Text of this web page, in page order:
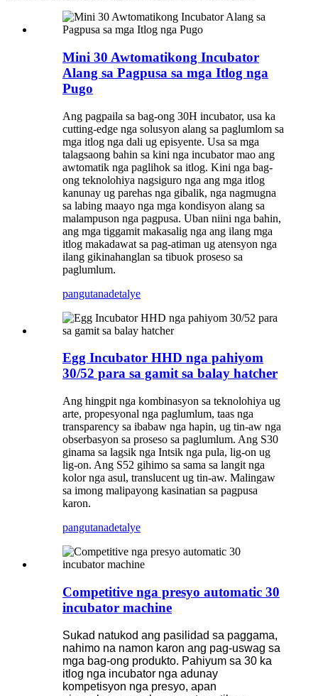
Mini 30 Awtomatikong Incubator
Alang sa Pagpusa sa mga Itlog nga
Pugo
Ang pagpaila sa bag-ong 30H incubator, usa ka
cutting-edge nga solusyon alang sa paglumlom sa
mga itlog nga dali ug episyente. Usa sa mga
talagsaong bahin sa kini nga incubator mao ang
awtomatik nga paglihok sa itlog. Kini nga bag-
ong teknolohiya nagsiguro nga ang mga itlog
kanunay ug parehas nga gibalik, nga nagmugna
sa labing maayo nga mga kondisyon alang sa
malampuson nga pagpusa. Uban niini nga bahin,
ang mga tiggamit makasalig nga ang ilang mga
itlog makadawat sa pag-atiman ug atensyon nga
ilang gikinahanglan sa tibuok proseso sa
paglumlum.
pangutanadetalye
Egg Incubator HHD nga pahiyom
30/52 para sa gamit sa balay hatcher
Ang hingpit nga kombinasyon sa teknolohiya ug
arte, propesyonal nga paglumlum, taas nga
transparency sa ibabaw nga hapin, ug tin-aw nga
obserbasyon sa proseso sa paglumlum. Ang S30
ginama sa lagsik nga Intsik nga pula, lig-on ug
lig-on. Ang S52 gihimo sa sama sa langit nga
kolor nga asul, translucent ug tin-aw. Malingaw
sa imong malipayong kasinatian sa pagpusa
karon.
pangutanadetalye
Competitive nga presyo automatic 30
incubator machine
Sukad natukod ang pasilidad sa paggama,
nahimo na namon karon ang pag-uswag sa
mga bag-ong produkto. Pahiyum sa 30 ka
itlog nga incubator nga adunay
kompetisyon nga presyo, apan